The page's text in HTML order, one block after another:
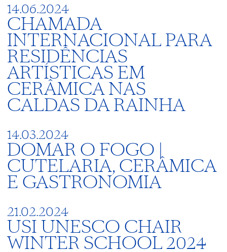
14.06.2024
CHAMADA
INTERNACIONAL PARA
RESIDÊNCIAS
ARTÍSTICAS EM
CERÂMICA NAS
CALDAS DA RAINHA
14.03.2024
DOMAR O FOGO |
CUTELARIA, CERÂMICA
E GASTRONOMIA
21.02.2024
USI UNESCO CHAIR
WINTER SCHOOL 2024